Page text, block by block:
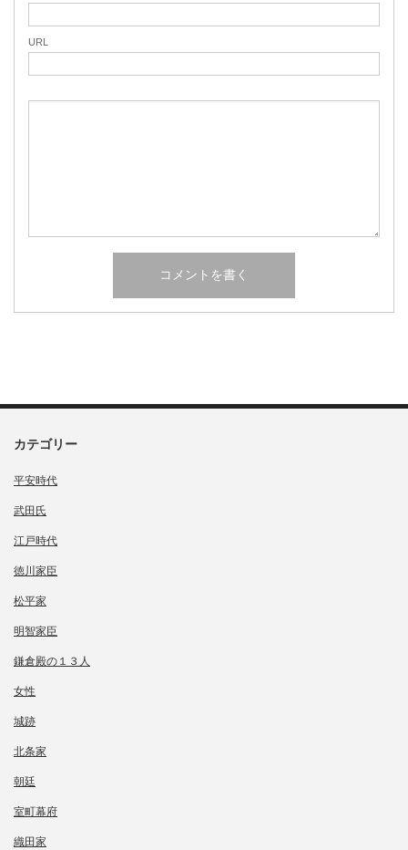
URL
カテゴリー
平安時代
武田氏
江戸時代
徳川家臣
松平家
明智家臣
鎌倉殿の１３人
女性
城跡
北条家
朝廷
室町幕府
織田家